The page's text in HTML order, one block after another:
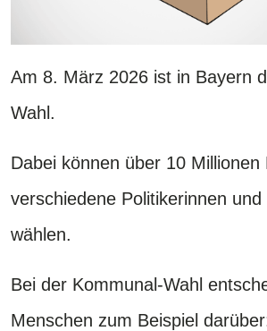
Am 8. März 2026 ist in Bayern
Wahl.
Dabei können über 10 Millionen
verschiedene Politikerinnen und
wählen.
Bei der Kommunal-Wahl
Menschen zum Beispiel